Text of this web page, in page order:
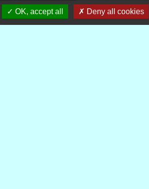
OK, accept all Deny all cookies